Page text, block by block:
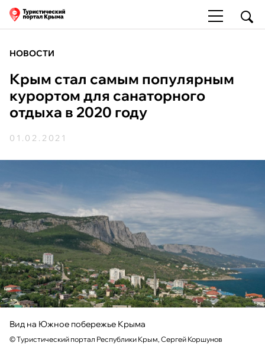
НОВОСТИ
Крым стал самым популярным
курортом для санаторного
отдыха в 2020 году
01.02.2021
Вид на Южное побережье Крыма
©Туристический портал Республики Крым, Сергей Коршунов